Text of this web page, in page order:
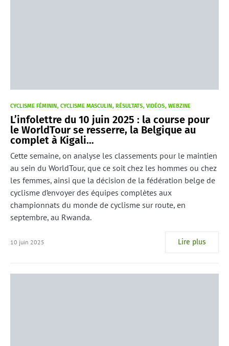
CYCLISME FÉMININ CYCLISME MASCULIN RÉSULTATS VIDÉOS WEBZINE
L’infolettre du 10 juin 2025 : la course pour
le WorldTour se resserre, la Belgique au
complet à Kigali…
Cette semaine, on analyse les classements pour le maintien
au sein du WorldTour, que ce soit chez les hommes ou chez
les femmes, ainsi que la décision de la fédération belge de
cyclisme d’envoyer des équipes complètes aux
championnats du monde de cyclisme sur route, en
septembre, au Rwanda.
10 juin 2025 Lire plus